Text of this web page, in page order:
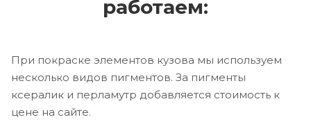
работаем:
При покраске элементов кузова мы используем
несколько видов пигментов. За пигменты
ксералик и перламутр добавляется стоимость к
цене на сайте.